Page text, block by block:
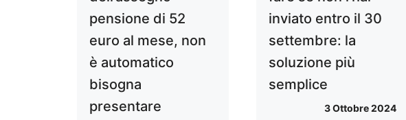
pensione di 52
euro al mese, non
è automatico
bisogna
presentare
inviato entro il 30
settembre: la
soluzione più
semplice
3 Ottobre 2024